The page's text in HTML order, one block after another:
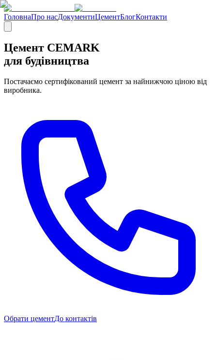
ГоловнаПро насДокументиЦементБлогКонтакти
Цемент CEMARK
для будівництва
Постачаємо сертифікований цемент за найнижчою ціною від
виробника.
Обрати цементДо контактів